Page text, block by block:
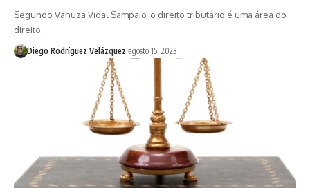
Segundo Vanuza Vidal Sampaio, o direito tributário é uma área do
direito…
Diego Rodríguez Velázquez agosto 15, 2023